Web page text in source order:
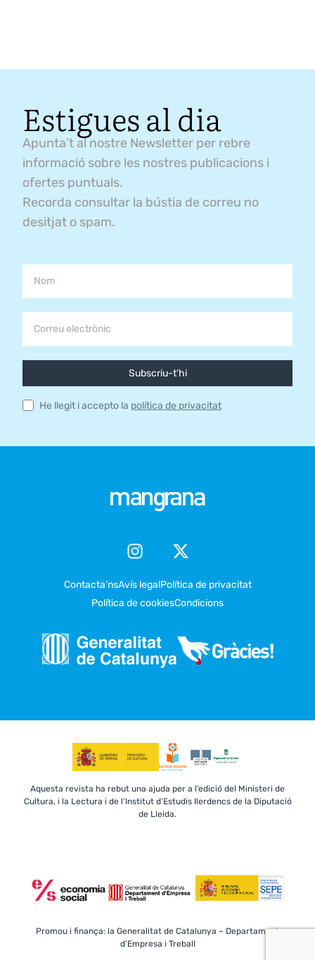
Estigues al dia
Apunta’t al nostre Newsletter per rebre
informació sobre les nostres publicacions i
ofertes puntuals.
Recorda consultar la bústia de correu no
desitjat o spam.
Subscriu-t'hi
He llegit i accepto la política de privacitat
Contacta’nsAvís legalPolítica de privacitat
Política de cookiesCondicions
Aquesta revista ha rebut una ajuda per a l’edició del Ministeri de
Cultura, i la Lectura i de l’Institut d’Estudis Ilerdencs de la Diputació
de Lleida.
Promou i finança: la Generalitat de Catalunya – Departament
d’Empresa i Treball